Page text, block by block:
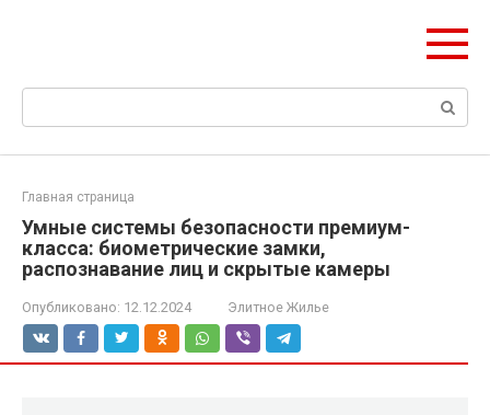
Поиск:
Главная страница
Умные системы безопасности премиум-
класса: биометрические замки,
распознавание лиц и скрытые камеры
Опубликовано: 12.12.2024 Элитное Жилье